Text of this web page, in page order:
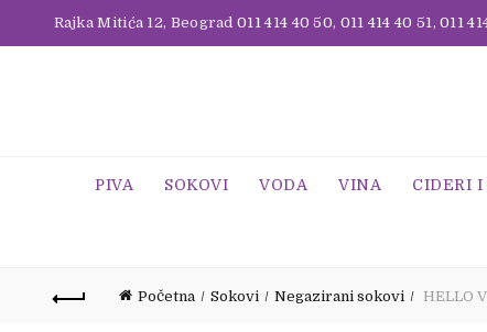
Rajka Mitića 12, Beograd011 414 40 50, 011 414 40 51,011
PIVA SOKOVI VODA VINA CIDERI
Početna Sokovi Negazirani sokovi HELLO